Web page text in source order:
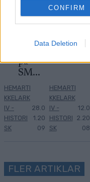
CONFIRM
Data Deletion
det
Anna
på
SM...
HEMARTI
KKELARK
IV -
HISTORI
SK
28.0
1.20
09
HEMARTI
KKELARK
IV -
HISTORI
SK
12.0
2.20
08
FLER ARTIKLAR